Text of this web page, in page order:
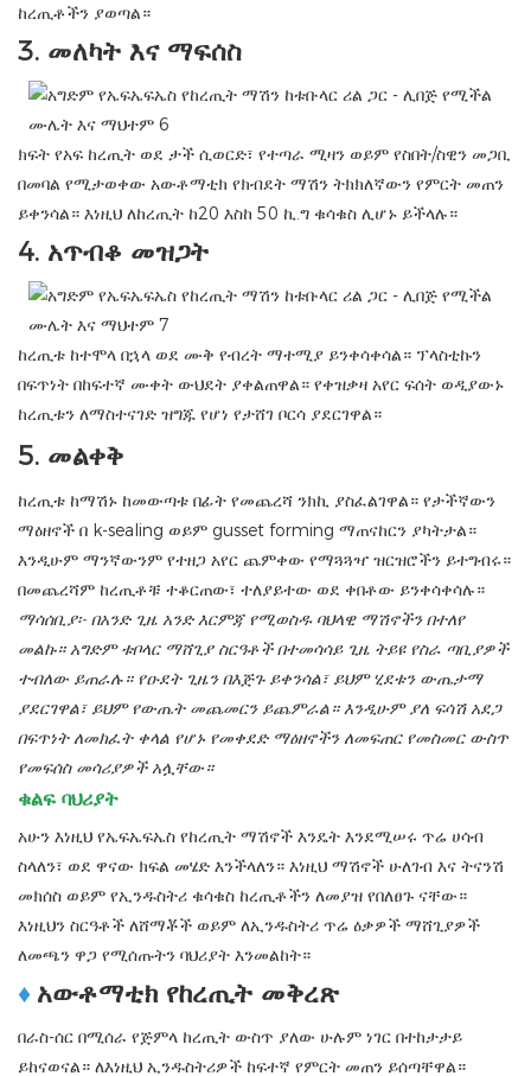
ከረጢቶችን ያወጣል።
3. መለካት እና ማፍሰስ
ክፍት የአፍ ከረጢት ወደ ታች ሲወርድ፣ የተጣራ ሚዛን ወይም የስበት/ስዊን መጋቢ
በመባል የሚታወቀው አውቶማቲክ የክብደት ማሽን ትክክለኛውን የምርት መጠን
ይቀንሳል። እነዚህ ለከረጢት ከ20 እስከ 50 ኪ.ግ ቁሳቁስ ሊሆኑ ይችላሉ።
4. አጥብቆ መዝጋት
ከረጢቱ ከተሞላ በኋላ ወደ ሙቅ የብረት ማተሚያ ይንቀሳቀሳል። ፕላስቲኩን
በፍጥነት በከፍተኛ ሙቀት ውህደት ያቀልጠዋል። የቀዝቃዛ አየር ፍሰት ወዲያውኑ
ከረጢቱን ለማስተናገድ ዝግጁ የሆነ የታሸገ ቦርሳ ያደርገዋል።
5. መልቀቅ
ከረጢቱ ከማሽኑ ከመውጣቱ በፊት የመጨረሻ ንክኪ ያስፈልገዋል። የታችኛውን
ማዕዘኖች በ k-sealing ወይም gusset forming ማጠናከርን ያካትታል።
እንዲሁም ማንኛውንም የተዘጋ አየር ጨምቀው የማጓጓዣ ዝርዝሮችን ይተግብሩ።
በመጨረሻም ከረጢቶቹ ተቆርጠው፣ ተለያይተው ወደ ቀበቶው ይንቀሳቀሳሉ።
ማሳሰቢያ፡- በአንድ ጊዜ አንድ እርምጃ የሚወስዱ ባህላዊ ማሽኖችን በተለየ
መልኩ። አግድም ቱቦላር ማሸጊያ ስርዓቶች በተመሳሳይ ጊዜ ትይዩ የስራ ጣቢያዎች
ተብለው ይጠራሉ። የዑደት ጊዜን በእጅጉ ይቀንሳል፣ ይህም ሂደቱን ውጤታማ
ያደርገዋል፣ ይህም የውጤት መጨመርን ይጨምራል። እንዲሁም ያለ ፍሳሽ አደጋ
በፍጥነት ለመክፈት ቀላል የሆኑ የመቀደድ ማዕዘኖችን ለመፍጠር የመስመር ውስጥ
የመፍሰስ መሳሪያዎች አሏቸው።
ቁልፍ ባህሪያት
አሁን እነዚህ የኤፍኤፍኤስ የከረጢት ማሽኖች እንዴት እንደሚሠሩ ጥሬ ሀሳብ
ስላለን፣ ወደ ዋናው ክፍል መሄድ እንችላለን። እነዚህ ማሽኖች ሁለገብ እና ትናንሽ
መክሰስ ወይም የኢንዱስትሪ ቁሳቁስ ከረጢቶችን ለመያዝ የበለፀጉ ናቸው።
እነዚህን ስርዓቶች ለሸማቾች ወይም ለኢንዱስትሪ ጥሬ ዕቃዎች ማሸጊያዎች
ለመጫን ዋጋ የሚሰጡትን ባህሪያት እንመልከት።
♦ አውቶማቲክ የከረጢት መቅረጽ
በራስ-ሰር በሚሰራ የጅምላ ከረጢት ውስጥ ያለው ሁሉም ነገር በተከታታይ
ይከናወናል። ለእነዚህ ኢንዱስትሪዎች ከፍተኛ የምርት መጠን ይሰጣቸዋል።